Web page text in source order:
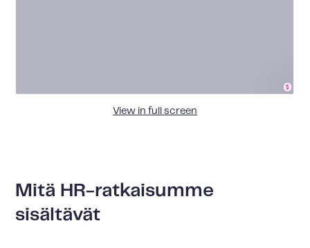
johtaminen
View in full screen
Mitä HR-ratkaisumme
sisältävät